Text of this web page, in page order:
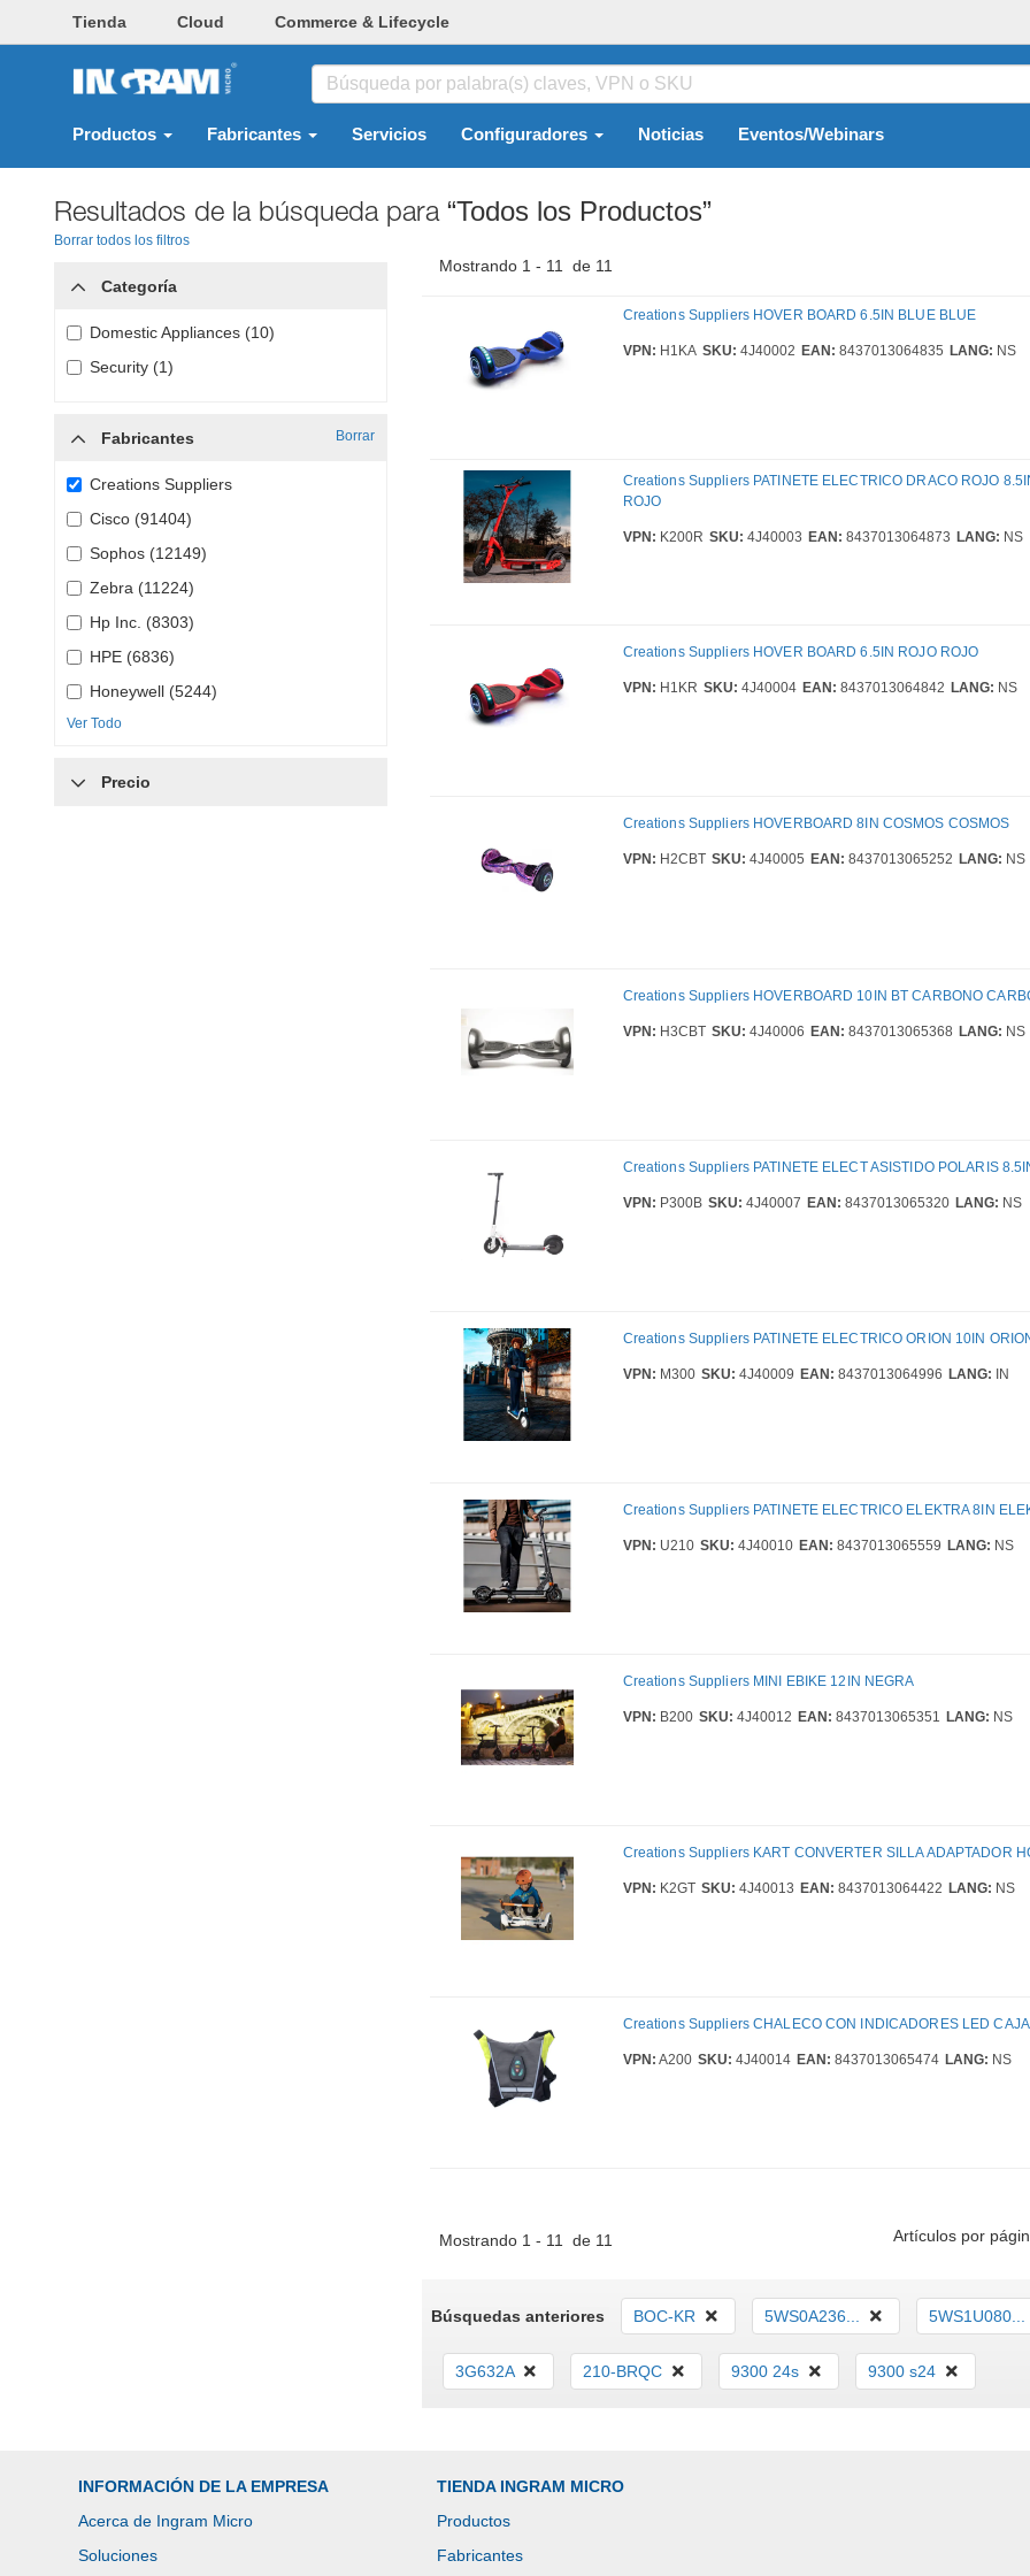
Tienda Cloud Commerce & Lifecycle
Productos Fabricantes Servicios Configuradores Noticias Eventos/Webinars
Resultados de la búsqueda para “Todos los Productos”
Borrar todos los filtros
Categoría
Domestic Appliances (10)
Security (1)
Fabricantes Borrar
Creations Suppliers
Cisco (91404)
Sophos (12149)
Zebra (11224)
Hp Inc. (8303)
HPE (6836)
Honeywell (5244)
Ver Todo
Precio
Mostrando 1 - 11 de 11
Creations Suppliers HOVER BOARD 6.5IN BLUE BLUE
VPN: H1KA SKU: 4J40002 EAN: 8437013064835 LANG: NS
Creations Suppliers PATINETE ELECTRICO DRACO ROJO
ROJO
VPN: K200R SKU: 4J40003 EAN: 8437013064873 LANG: NS
Creations Suppliers HOVER BOARD 6.5IN ROJO ROJO
VPN: H1KR SKU: 4J40004 EAN: 8437013064842 LANG: NS
Creations Suppliers HOVERBOARD 8IN COSMOS COSMOS
VPN: H2CBT SKU: 4J40005 EAN: 8437013065252 LANG: NS
Creations Suppliers HOVERBOARD 10IN BT CARBONO
VPN: H3CBT SKU: 4J40006 EAN: 8437013065368 LANG: NS
Creations Suppliers PATINETE ELECT ASISTIDO POLARIS
VPN: P300B SKU: 4J40007 EAN: 8437013065320 LANG: NS
Creations Suppliers PATINETE ELECTRICO ORION 10IN
VPN: M300 SKU: 4J40009 EAN: 8437013064996 LANG: IN
Creations Suppliers PATINETE ELECTRICO ELEKTRA 8IN
VPN: U210 SKU: 4J40010 EAN: 8437013065559 LANG: NS
Creations Suppliers MINI EBIKE 12IN NEGRA
VPN: B200 SKU: 4J40012 EAN: 8437013065351 LANG: NS
Creations Suppliers KART CONVERTER SILLA ADAPTADOR
VPN: K2GT SKU: 4J40013 EAN: 8437013064422 LANG: NS
Creations Suppliers CHALECO CON INDICADORES LED
VPN: A200 SKU: 4J40014 EAN: 8437013065474 LANG: NS
Mostrando 1 - 11 de 11 Artículos por
Búsquedas anteriores BOC-KR 5WS0A236... 5WS1U080...
3G632A 210-BRQC 9300 24s 9300 s24
INFORMACIÓN DE LA EMPRESA
Acerca de Ingram Micro
Soluciones
TIENDA INGRAM MICRO
Productos
Fabricantes